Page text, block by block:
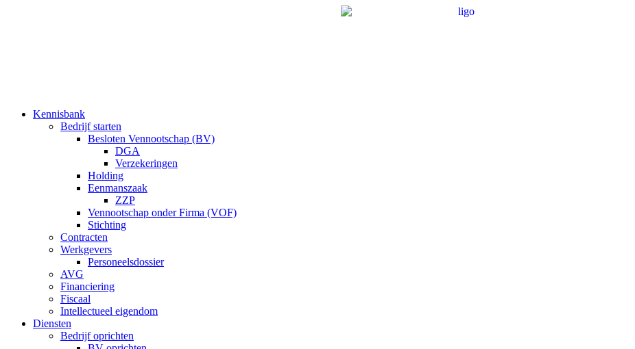
Kennisbank
Bedrijf starten
Besloten Vennootschap (BV)
DGA
Verzekeringen
Holding
Eenmanszaak
ZZP
Vennootschap onder Firma (VOF)
Stichting
Contracten
Werkgevers
Personeelsdossier
AVG
Financiering
Fiscaal
Intellectueel eigendom
Diensten
Bedrijf oprichten